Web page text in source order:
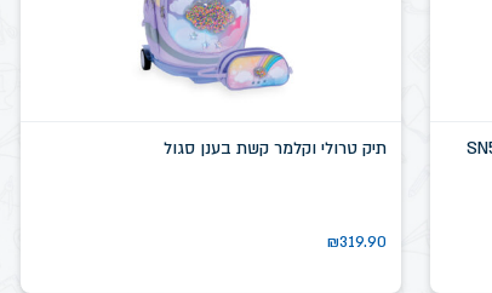
תיק טרולי וקלמר קשת בענן סגול
₪319.90